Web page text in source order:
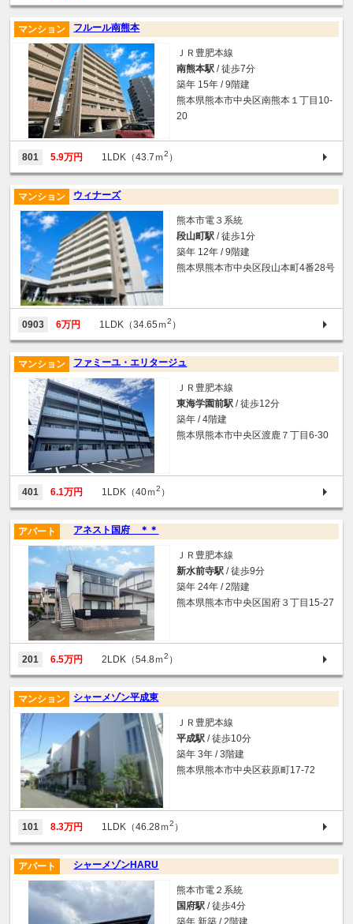
フルール南熊本
マンション
ＪＲ豊肥本線
南熊本駅 / 徒歩7分
築年 15年 / 9階建
熊本県熊本市中央区南熊本１丁目10-
20
801 5.9万円 1LDK（43.7ｍ2 ）
ウィナーズ
マンション
熊本市電３系統
段山町駅 / 徒歩1分
築年 12年 / 9階建
熊本県熊本市中央区段山本町4番28号
0903 6万円 1LDK（34.65ｍ2 ）
ファミーユ・エリタージュ
マンション
ＪＲ豊肥本線
東海学園前駅 / 徒歩12分
築年 / 4階建
熊本県熊本市中央区渡鹿７丁目6-30
401 6.1万円 1LDK（40ｍ2 ）
アネスト国府 ＊＊
アパート
ＪＲ豊肥本線
新水前寺駅 / 徒歩9分
築年 24年 / 2階建
熊本県熊本市中央区国府３丁目15-27
201 6.5万円 2LDK（54.8ｍ2 ）
シャーメゾン平成東
マンション
ＪＲ豊肥本線
平成駅 / 徒歩10分
築年 3年 / 3階建
熊本県熊本市中央区萩原町17-72
101 8.3万円 1LDK（46.28ｍ2 ）
シャーメゾンHARU
アパート
熊本市電２系統
国府駅 / 徒歩4分